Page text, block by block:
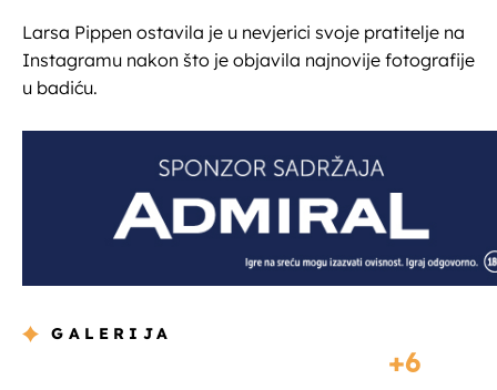
Larsa Pippen ostavila je u nevjerici svoje pratitelje na
Instagramu nakon što je objavila najnovije fotografije
u badiću.
GALERIJA
6